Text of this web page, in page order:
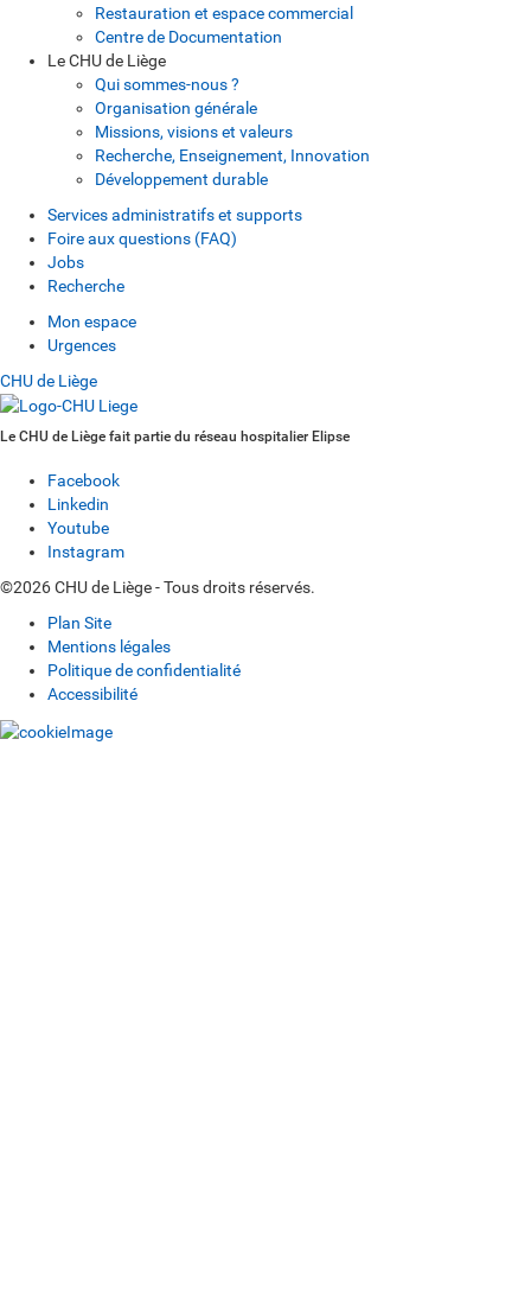
Restauration et espace commercial
Centre de Documentation
Le CHU de Liège
Qui sommes-nous ?
Organisation générale
Missions, visions et valeurs
Recherche, Enseignement, Innovation
Développement durable
Services administratifs et supports
Foire aux questions (FAQ)
Jobs
Recherche
Mon espace
Urgences
CHU de Liège
Le CHU de Liège fait partie du réseau hospitalier Elipse
Facebook
Linkedin
Youtube
Instagram
©2026 CHU de Liège - Tous droits réservés.
Plan Site
Mentions légales
Politique de confidentialité
Accessibilité